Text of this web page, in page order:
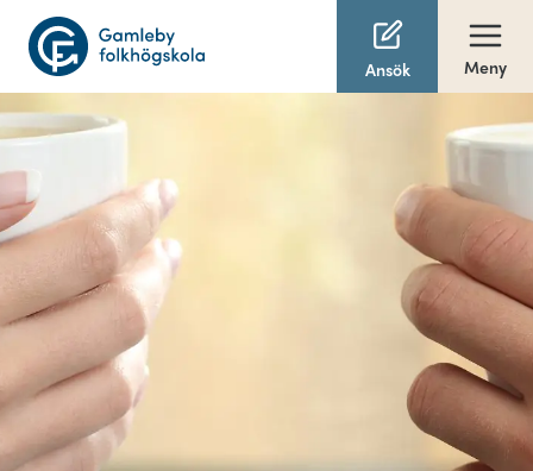
Ansök Meny